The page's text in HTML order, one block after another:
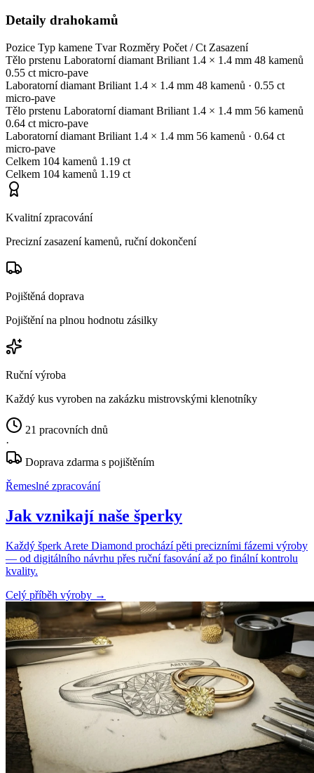
Detaily drahokamů
Pozice Typ kamene Tvar Rozměry Počet / Ct Zasazení
Tělo prstenu Laboratorní diamant Briliant 1.4 × 1.4 mm 48 kamenů
0.55 ct micro-pave
Laboratorní diamant Briliant 1.4 × 1.4 mm 48 kamenů · 0.55 ct
micro-pave
Tělo prstenu Laboratorní diamant Briliant 1.4 × 1.4 mm 56 kamenů
0.64 ct micro-pave
Laboratorní diamant Briliant 1.4 × 1.4 mm 56 kamenů · 0.64 ct
micro-pave
Celkem 104 kamenů 1.19 ct
Celkem 104 kamenů 1.19 ct
Kvalitní zpracování
Precizní zasazení kamenů, ruční dokončení
Pojištěná doprava
Pojištění na plnou hodnotu zásilky
Ruční výroba
Každý kus vyroben na zakázku mistrovskými klenotníky
21 pracovních dnů
·
Doprava zdarma s pojištěním
Řemeslné zpracování
Jak vznikají naše šperky
Každý šperk Arete Diamond prochází pěti precizními fázemi výroby
— od digitálního návrhu přes ruční fasování až po finální kontrolu
kvality.
Celý příběh výroby →